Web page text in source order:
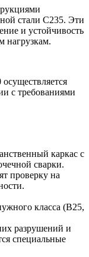
стали С235. Эти
и устойчивость
нагрузкам.
с требованиями
каркас с
сварки.
проверку на
класса (В25,
разрушений и
специальные